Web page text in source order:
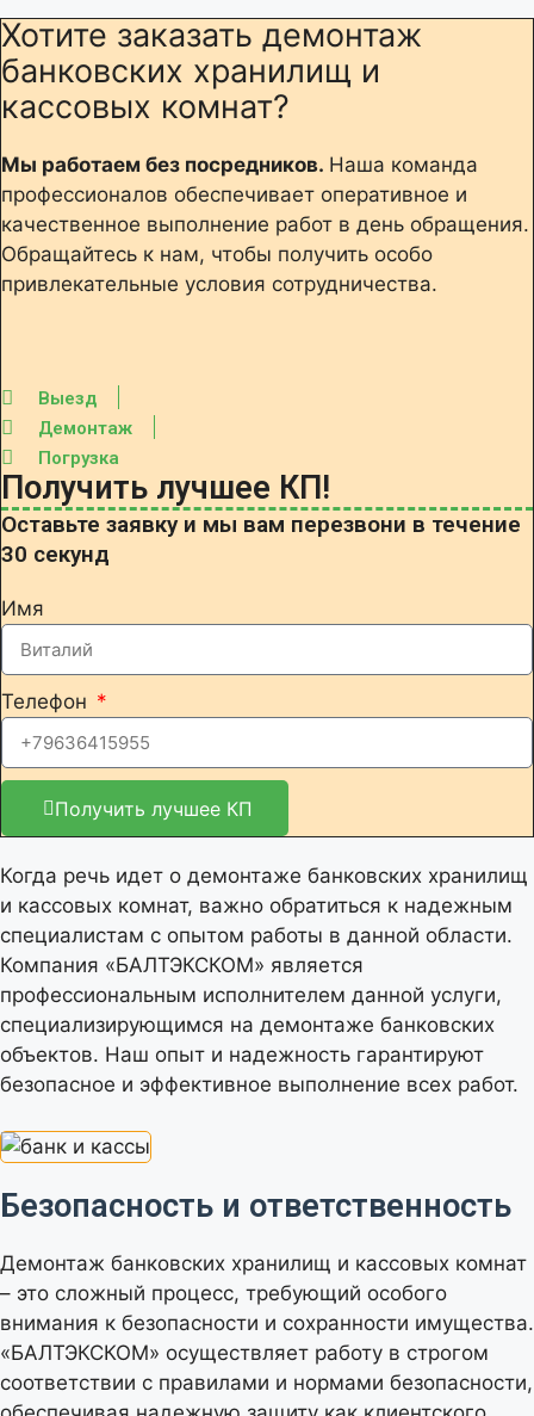
Хотите заказать демонтаж
банковских хранилищ и
кассовых комнат?
Мы работаем без посредников. Наша команда
профессионалов обеспечивает оперативное и
качественное выполнение работ в день обращения.
Обращайтесь к нам, чтобы получить особо
привлекательные условия сотрудничества.
Выезд
Демонтаж
Погрузка
Получить лучшее КП!
Оставьте заявку и мы вам перезвони в течение
30 секунд
Имя
Телефон
Получить лучшее КП
Когда речь идет о демонтаже банковских хранилищ
и кассовых комнат, важно обратиться к надежным
специалистам с опытом работы в данной области.
Компания «БАЛТЭКСКОМ» является
профессиональным исполнителем данной услуги,
специализирующимся на демонтаже банковских
объектов. Наш опыт и надежность гарантируют
безопасное и эффективное выполнение всех работ.
Безопасность и ответственность
Демонтаж банковских хранилищ и кассовых комнат
– это сложный процесс, требующий особого
внимания к безопасности и сохранности имущества.
«БАЛТЭКСКОМ» осуществляет работу в строгом
соответствии с правилами и нормами безопасности,